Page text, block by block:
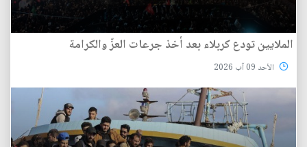
الملايين تودع كربلاء بعد أخذ جرعات العزّ والكرامة
الأحد 09 آب 2026